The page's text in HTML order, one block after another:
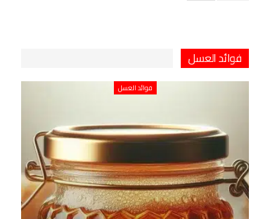
فوائد العسل
فوائد العسل